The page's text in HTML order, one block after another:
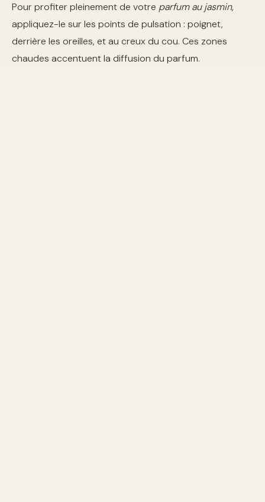
Pour profiter pleinement de votre parfum au jasmin,
appliquez-le sur les points de pulsation : poignet,
derrière les oreilles, et au creux du cou. Ces zones
chaudes accentuent la diffusion du parfum.